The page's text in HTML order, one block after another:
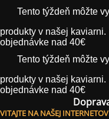
Tento týždeň môžte
produkty v našej kaviarni.
objednávke nad 40€
Tento týždeň môžte
produkty v našej kaviarni.
objednávke nad 40€
VITAJTE NA NAŠEJ